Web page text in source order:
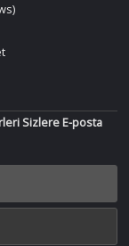
Sizlere E-posta